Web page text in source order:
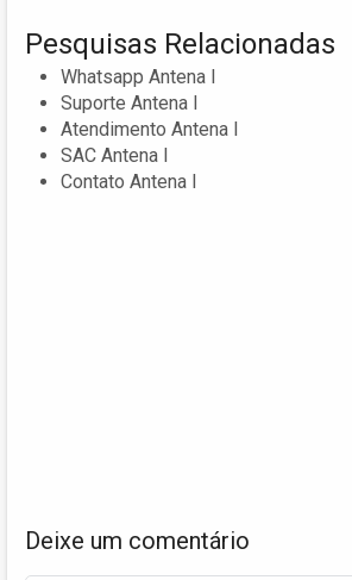
Pesquisas Relacionadas
Whatsapp Antena I
Suporte Antena I
Atendimento Antena I
SAC Antena I
Contato Antena I
Deixe um comentário